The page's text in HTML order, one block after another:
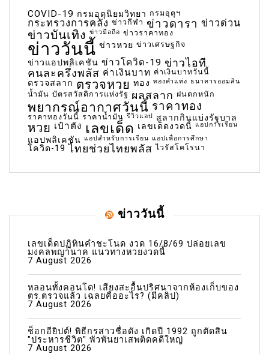
COVID-19 กรมอุตุนิยมวิทยา กรมอุตุฯ
กระทรวงการคลัง ข่าวกีฬา ข่าวดารา ข่าวด่วน
ข่าวบันเทิง ข่าวมือถือ ข่าวราคาทอง
ข่าววันนี้ ข่าวหวย ข่าวเศรษฐกิจ
ข่าวแอปพลิเคชัน ข่าวโควิด-19 ข่าวไอที
คนละครึ่งพลัส ค่าเงินบาท ค่าเงินบาทวันนี้
ตรวจสลาก ตรวจหวย ทอง ทองคำแท่ง ธนาคารออมสิน
น้ำมัน บัตรสวัสดิการแห่งรัฐ ผลสลาก ฝนตกหนัก
พยากรณ์อากาศวันนี้ ราคาทอง
ราคาทองวันนี้ ราคาน้ำมัน รีวิวแอป สลากกินแบ่งรัฐบาล
หวย เป๋าตัง เลขเด็ด เลขเด็ดงวดนี้ แอปการเรียน
แอปพลิเคชัน แอปสำหรับการเรียน แอปเพื่อการศึกษา
โควิด-19 ไทยช่วยไทยพลัส ไวรัสโคโรนา
ข่าววันนี้
เลขเด็ดปฏิทินคำชะโนด งวด 16/8/69 ปล่อยเลข
มงคลพญานาค แนวทางหวยงวดนี้
7 August 2026
หลอนทั้งคอนโด! เสียงสะอื้นปริศนาจากห้องเก็บของ
ตร.ตรวจแล้ว เฉลยคืออะไร? (มีคลิป)
7 August 2026
ช็อกอียิปต์! พิธีกรสาวชื่อดัง เกิดปี 1992 ถูกตัดสิน
"ประหารชีวิต" พัวพันยาเสพติดคดีใหญ่
7 August 2026